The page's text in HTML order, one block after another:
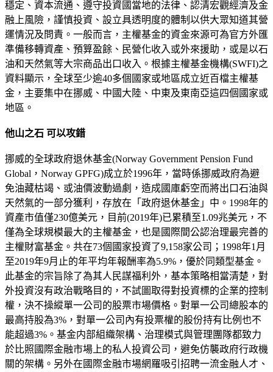
穩定、資本流通、遵守投資國當地的法律、認清宏觀經濟及金
融上風險，謹慎投資、設立具透明度的體制以供大眾知道其營
運情況及問責。一般而言，主權基金的資金來源可為官方外匯
準備移轉資產、預算盈餘、民營化收入或外來援助，或是以石
油和天然氣等大宗商品出口收入。根據主權基金機構(SWFI)之
資料顯示，全球至少逾40多個國家或地區成立近百檔主權基
金，主要集中在挪威、中國大陸、中東及東南亞這四個國家或
地區。
他山之石 可以攻錯
挪威的全球政府退休基金(Norway Government Pension Fund
Global，Norway GPFG)成立於1996年，當時係挪威政府為避
免油藏枯竭、或油價波動過劇，造成國庫虧空而將出口石油與
天然氣的一部分獲利，存放在「政府退休基金」中。1998年的
資產市值僅230億美元，目前(2019年)已累積至1.09兆美元，不
僅為全球規模最大的主權基金，也是國際間公認治理最完善的
主權財富基金。共在73個國家投資了9,158家公司；1998年1月
至2019年9月止的年平均年報酬率為5.9%，優於同類型基金。
此基金的宗旨除了為其人民謀福利外，基本策略相當清楚，對
外投資沒有政治戰略目的，不試圖取得對投資標的企業的控制
權，決不操縱單一公司的股票市場價格。對單一公司總股本的
最高持股為3%，對單一公司內有投票權的股份持有比例也不
能超過3%。基金内部組織架構、治理模式與管理團隊都致力
於比照國際金融市場上的私人投資公司，避免仿襲政府行政機
關的架構。另外在國際金融市場網羅吸引招聘一流金融人才、